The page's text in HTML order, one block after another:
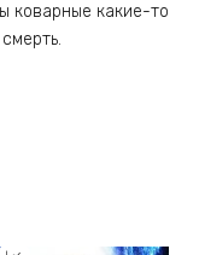
коварные какие-то